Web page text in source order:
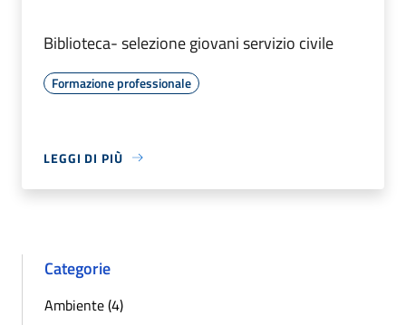
Biblioteca- selezione giovani servizio civile
Formazione professionale
LEGGI DI PIÙ
Categorie
Ambiente (4)